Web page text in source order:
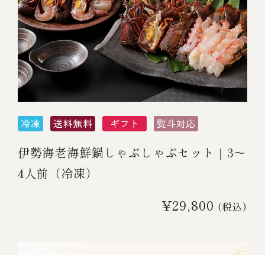
伊勢海老海鮮鍋しゃぶしゃぶセット｜3～
4人前（冷凍）
¥29,800 (税込)